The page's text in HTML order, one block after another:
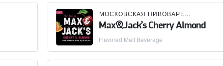
МОСКОВСКАЯ ПИВОВАРЕННАЯ КОМПАНИЯ (МПК)
Max&Jack’s Cherry Almond
Flavored Malt Beverage